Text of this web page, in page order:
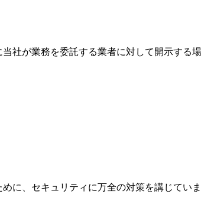
社が業務を委託する業者に対して開示する
に、セキュリティに万全の対策を講じていま